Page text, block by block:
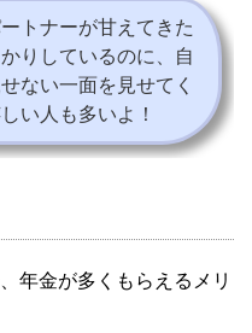
トナーが甘えてきた
りしているのに、自
ない一面を見せてく
い人も多いよ！
年金が多くもらえるメリ